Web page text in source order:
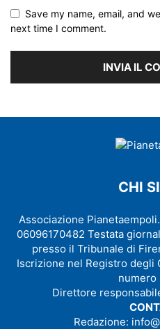
Save my name, email, and
next time I comment.
CHI
Associazione
06096170482 Testata
presso il Tribunale di
Iscrizione nel Registro degli
numero
Direttore
Redazione: